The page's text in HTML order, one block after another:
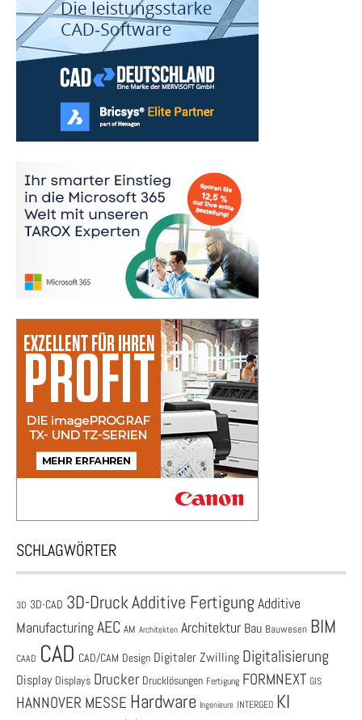
SCHLAGWÖRTER
3D 3D-CAD 3D-DruckAdditive Fertigung Additive
ManufacturingAEC AM Architekten Architektur Bau Bauwesen BIM
CAAD CAD CAD/CAM Design Digitaler Zwilling Digitalisierung
Display Displays Drucker Drucklösungen Fertigung FORMNEXT GIS
HANNOVER MESSE Hardware Ingenieure INTERGEO KI